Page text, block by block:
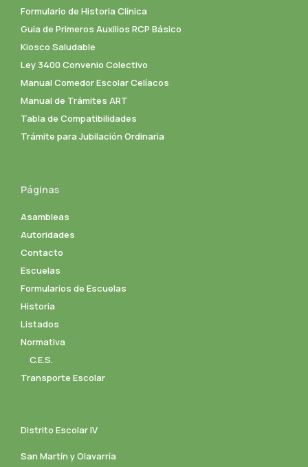
Formulario de Historia Clínica
Guia de Primeros Auxilios RCP Básico
Kiosco Saludable
Ley 3400 Convenio Colectivo
Manual Comedor Escolar Celíacos
Manual de Trámites ART
Tabla de Compatibilidades
Trámite para Jubilación Ordinaria
Páginas
Asambleas
Autoridades
Contacto
Escuelas
Formularios de Escuelas
Historia
Listados
Normativa
C.E.S.
Transporte Escolar
Distrito Escolar IV
San Martín y Olavarría